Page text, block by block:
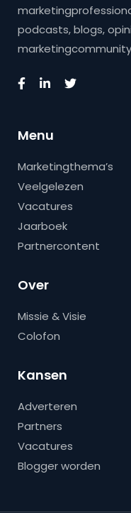
podcasts, blogs,
Menu
Marketingthema’s
Veelgelezen
Vacatures
Jaarboek
Partnercontent
Over
Missie & Visie
Colofon
Kansen
Adverteren
Partners
Vacatures
Blogger worden